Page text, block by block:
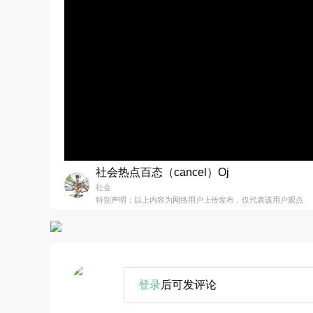
社会热点百态（cancel）Oj
社会
特别声明：以上内容为网络用户上传发布，仅代表该用户观点
登录后可发评论